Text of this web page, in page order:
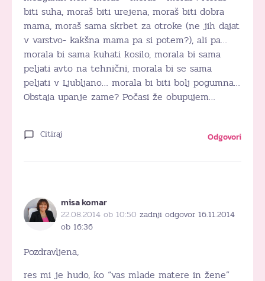
biti suha, moraš biti urejena, moraš biti dobra
mama, moraš sama skrbet za otroke (ne jih dajat
v varstvo- kakšna mama pa si potem?), ali pa…
morala bi sama kuhati kosilo, morala bi sama
peljati avto na tehnični, morala bi se sama
peljati v Ljubljano… morala bi biti bolj pogumna…
Obstaja upanje zame? Počasi že obupujem…
Citiraj Odgovori
misa komar
22.08.2014 ob 10:50 zadnji odgovor 16.11.2014
ob 16:36
Pozdravljena,
res mi je hudo, ko “vas mlade matere in žene”